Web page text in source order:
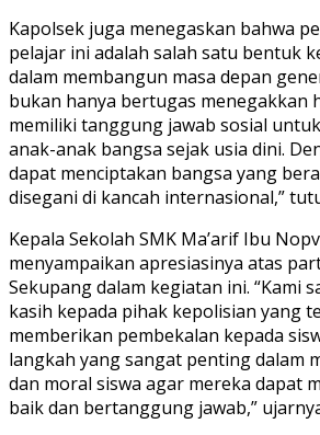
Kapolsek juga menegaskan bahwa
pelajar ini adalah salah satu bentuk
dalam membangun masa depan
bukan hanya bertugas menegakkan
memiliki tanggung jawab sosial
anak-anak bangsa sejak usia dini.
dapat menciptakan bangsa yang
disegani di kancah internasional,”
Kepala Sekolah SMK Ma’arif Ibu
menyampaikan apresiasinya atas
Sekupang dalam kegiatan ini. “Kami
kasih kepada pihak kepolisian yang
memberikan pembekalan kepada
langkah yang sangat penting dalam
dan moral siswa agar mereka dapat
baik dan bertanggung jawab,”